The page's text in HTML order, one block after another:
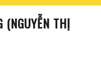
(NGUYỄN THỊ